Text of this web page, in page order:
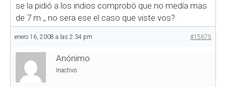
se la pidió a los indios comprobó que no medía mas
de 7 m ,, no sera ese el caso que viste vos?
enero 16, 2008 a las 2:34 pm #15675
Anónimo
Inactivo